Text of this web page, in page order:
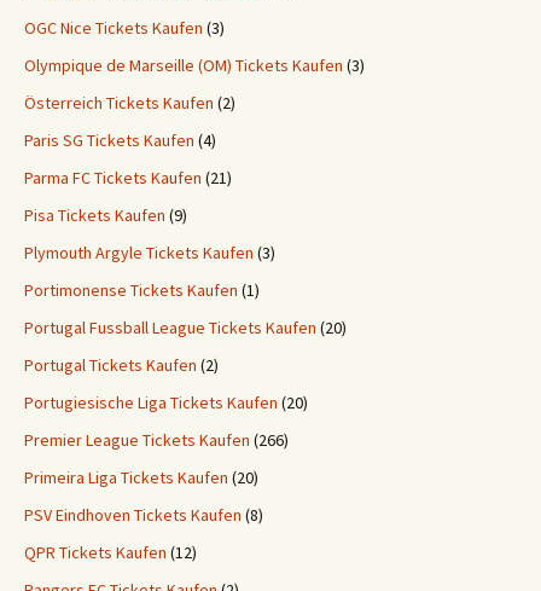
OGC Nice Tickets Kaufen (3)
Olympique de Marseille (OM) Tickets Kaufen (3)
Österreich Tickets Kaufen (2)
Paris SG Tickets Kaufen (4)
Parma FC Tickets Kaufen (21)
Pisa Tickets Kaufen (9)
Plymouth Argyle Tickets Kaufen (3)
Portimonense Tickets Kaufen (1)
Portugal Fussball League Tickets Kaufen (20)
Portugal Tickets Kaufen (2)
Portugiesische Liga Tickets Kaufen (20)
Premier League Tickets Kaufen (266)
Primeira Liga Tickets Kaufen (20)
PSV Eindhoven Tickets Kaufen (8)
QPR Tickets Kaufen (12)